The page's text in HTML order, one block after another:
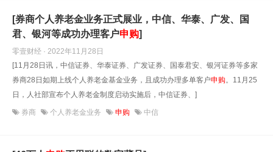
[券商个人养老金业务正式展业，中信、华泰、广发、国
君、银河等成功办理客户申购]
零壹财经 · 2022年11月28日
[11月28日讯，中信证券、华泰证券、广发证券、国泰君安、银河证券等多家
券商28日如期上线个人养老金基金业务，且成功办理多单客户申购。11月25
日，人社部宣布个人养老金制度启动实施后，中信证券、]
券商 个人养老金业务 申购 中信